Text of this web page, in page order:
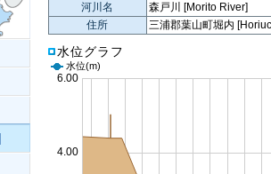
河川名
森戸川 [Morito River]
住所
三浦郡葉山町堀内
水位グラフ
水位(m)